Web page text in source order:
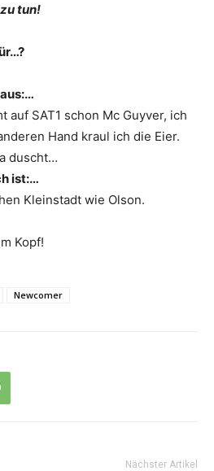
tun!
auf SAT1 schon Mc Guyver, ich
Hand kraul ich die Eier.
duscht…
ist:…
Kleinstadt wie Olson.
Kopf!
Newcomer
Nächster Artikel